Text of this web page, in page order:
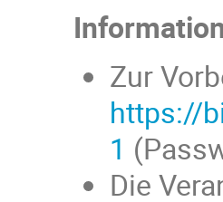
Zur
https://
1
Die